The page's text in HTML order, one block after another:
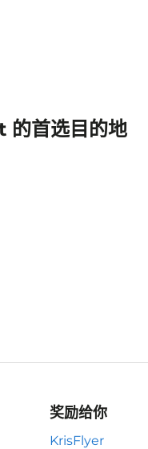
的首选目的地
奖励给你
KrisFlyer